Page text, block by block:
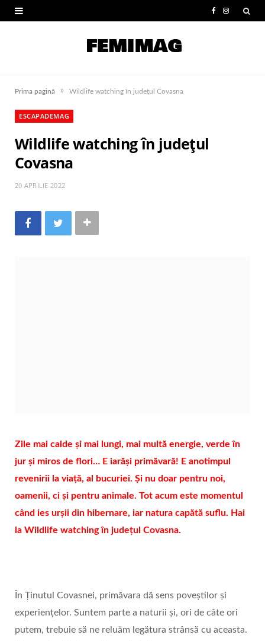
e
I
t
Prima pagină » Wildlife watching în județul Covasna
ESCAPADEMAG
Wildlife watching în județul
Covasna
20 APRILIE 2022
Zile mai calde și mai lungi, mai multă energie, verde în
jur și miros de flori… E iarăși primăvară! E anotimpul
revenirii la viață, al bucuriei. Și nu doar pentru noi,
oamenii, ci și pentru animale. Tot acum este momentul
când ies urșii din hibernare, iar natura capătă suflu. Hai
la Wildlife watching în județul Covasna.
În Ținutul Covasnei, primăvara dă sens poveștilor și
experiențelor. Suntem parte a naturii și, ori de câte ori
putem, trebuie să ne reluăm legătura strânsă cu aceasta.